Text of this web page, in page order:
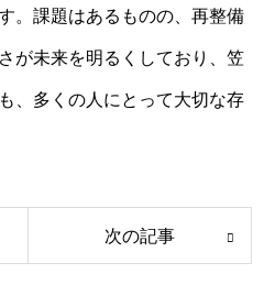
。課題はあるものの、再整備
が未来を明るくしており、笠
、多くの人にとって大切な存
次の記事